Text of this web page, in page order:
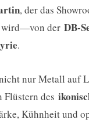
, der das
wird—von der DB-
.
nur Metall auf
Flüstern des
Kühnheit und